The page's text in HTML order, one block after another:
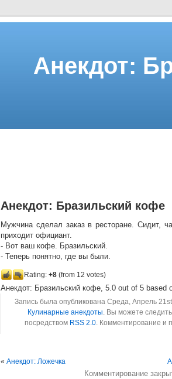
Анекдот:
Анекдот: Бразильский кофе
Мужчина сделал заказ в ресторане. Сидит,
приходит официант.
- Вот ваш кофе. Бразильский.
- Теперь понятно, где вы были.
Rating: +8 (from 12 votes)
Анекдот: Бразильский кофе, 5.0 out of 5 based
Запись была опубликована Среда, Апрель
Кулинарные анекдоты. Вы можете
посредством RSS 2.0. Комментирование и
« Анекдот: Ложечка
Комментирование